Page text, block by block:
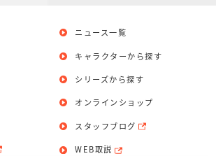
ニュース一覧
キャラクターから探す
シリーズから探す
オンラインショップ
スタッフブログ
WEB取説